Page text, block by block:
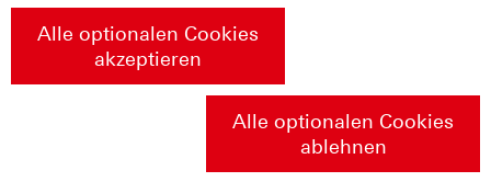
Alle optionalen Cookies
akzeptieren
Alle optionalen Cookies
ablehnen